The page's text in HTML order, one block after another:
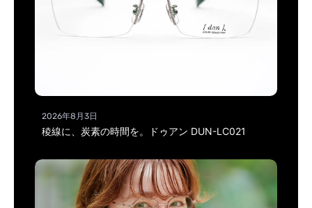
2026年8月3日
稜線に、炭素の時間を。ドゥアン DUN-LC021